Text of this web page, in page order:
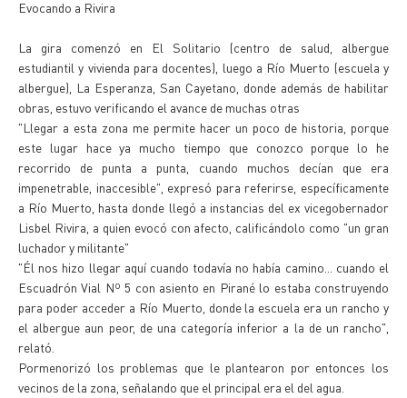
Evocando a Rivira
La gira comenzó en El Solitario (centro de salud, albergue
estudiantil y vivienda para docentes), luego a Río Muerto (escuela y
albergue), La Esperanza, San Cayetano, donde además de habilitar
obras, estuvo verificando el avance de muchas otras
"Llegar a esta zona me permite hacer un poco de historia, porque
este lugar hace ya mucho tiempo que conozco porque lo he
recorrido de punta a punta, cuando muchos decían que era
impenetrable, inaccesible", expresó para referirse, específicamente
a Río Muerto, hasta donde llegó a instancias del ex vicegobernador
Lisbel Rivira, a quien evocó con afecto, calificándolo como "un gran
luchador y militante"
"Él nos hizo llegar aquí cuando todavía no había camino... cuando el
Escuadrón Vial Nº 5 con asiento en Pirané lo estaba construyendo
para poder acceder a Río Muerto, donde la escuela era un rancho y
el albergue aun peor, de una categoría inferior a la de un rancho",
relató.
Pormenorizó los problemas que le plantearon por entonces los
vecinos de la zona, señalando que el principal era el del agua.